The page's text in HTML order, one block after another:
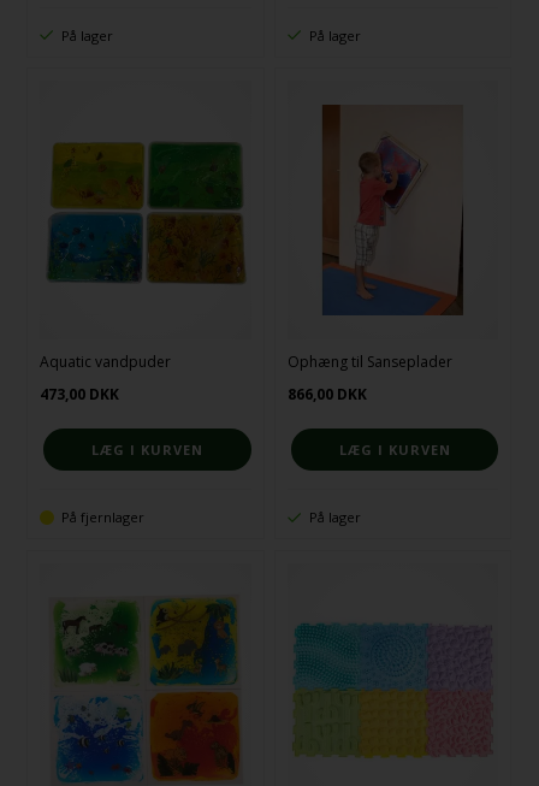
På lager På lager
Aquatic vandpuder
473,00 DKK
På fjernlager
Ophæng til Sanseplader
866,00 DKK
På lager